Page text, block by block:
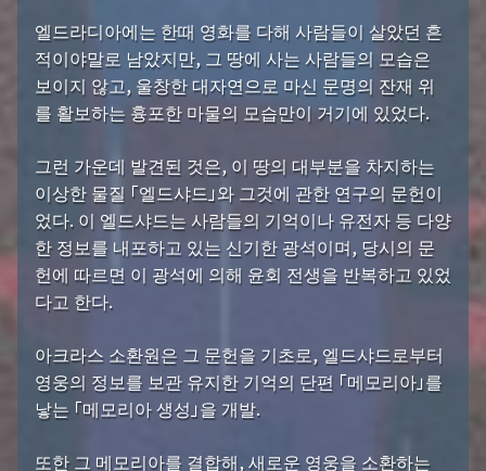
엘드라디아에는 한때 영화를 다해 사람들이 살았던 흔
적이야말로 남았지만, 그 땅에 사는 사람들의 모습은
보이지 않고, 울창한 대자연으로 마신 문명의 잔재 위
를 활보하는 흉포한 마물의 모습만이 거기에 있었다.
그런 가운데 발견된 것은, 이 땅의 대부분을 차지하는
이상한 물질 「엘드샤드」와 그것에 관한 연구의 문헌이
었다. 이 엘드샤드는 사람들의 기억이나 유전자 등 다양
한 정보를 내포하고 있는 신기한 광석이며, 당시의 문
헌에 따르면 이 광석에 의해 윤회 전생을 반복하고 있었
다고 한다.
아크라스 소환원은 그 문헌을 기초로, 엘드샤드로부터
영웅의 정보를 보관 유지한 기억의 단편 「메모리아」를
낳는 「메모리아 생성」을 개발.
또한 그 메모리아를 결합해, 새로운 영웅을 소환하는